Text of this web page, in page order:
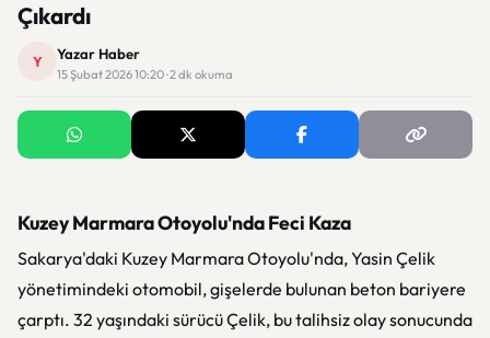
Çıkardı
Y Yazar Haber
15 Şubat 2026 10:20 · 2 dk okuma
Kuzey Marmara Otoyolu'nda Feci Kaza
Sakarya'daki Kuzey Marmara Otoyolu'nda, Yasin Çelik
yönetimindeki otomobil, gişelerde bulunan beton bariyere
çarptı. 32 yaşındaki sürücü Çelik, bu talihsiz olay sonucunda